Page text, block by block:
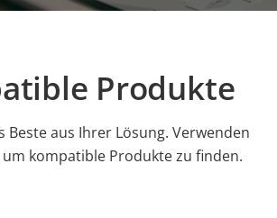
Produkte
Beste aus Ihrer Lösung. Verwenden
um kompatible Produkte zu finden.